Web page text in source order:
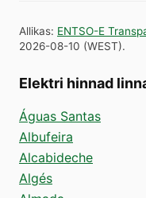
Allikas: ENTSO-E
2026-08-10 (WEST).
Elektri hinnad
Águas Santas
Albufeira
Alcabideche
Algés